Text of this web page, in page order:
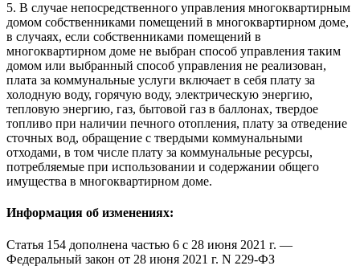
5. В случае непосредственного управления многоквартирным
домом собственниками помещений в многоквартирном доме,
в случаях, если собственниками помещений в
многоквартирном доме не выбран способ управления таким
домом или выбранный способ управления не реализован,
плата за коммунальные услуги включает в себя плату за
холодную воду, горячую воду, электрическую энергию,
тепловую энергию, газ, бытовой газ в баллонах, твердое
топливо при наличии печного отопления, плату за отведение
сточных вод, обращение с твердыми коммунальными
отходами, в том числе плату за коммунальные ресурсы,
потребляемые при использовании и содержании общего
имущества в многоквартирном доме.
Информация об изменениях:
Статья 154 дополнена частью 6 с 28 июня 2021 г. —
Федеральный закон от 28 июня 2021 г. N 229-ФЗ